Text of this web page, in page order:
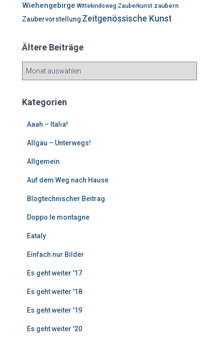
Wiehengebirge Wittekindsweg Zauberkunst zaubern
Zaubervorstellung Zeitgenössische Kunst
Ältere Beiträge
e
Kategorien
Aaah – Italia!
Allgäu – Unterwegs!
Allgemein
Auf dem Weg nach Hause
Blogtechnischer Beitrag
Doppo le montagne
Eataly
Einfach nur Bilder
Es geht weiter '17
Es geht weiter '18
Es geht weiter '19
Es geht weiter '20